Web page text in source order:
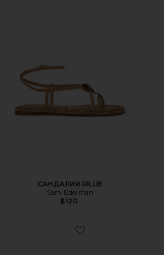
САНДАЛИИ RILLIE
Sam Edelman
$120
Favorite САНДАЛИИ